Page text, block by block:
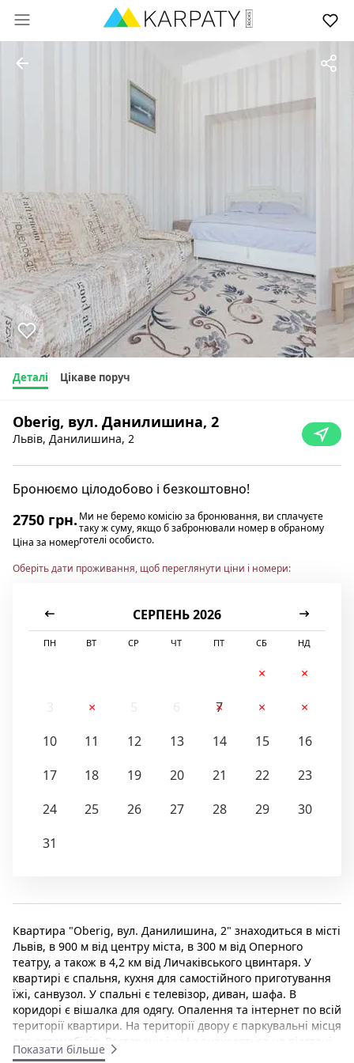
Деталі Цікаве поруч
Oberig, вул. Данилишина, 2
Львів, Данилишина, 2
Бронюємо цілодобово і безкоштовно!
2750 грн.
Ціна за номер
Ми не беремо комісію за бронювання, ви сплачуєте
таку ж суму, якщо б забронювали номер в обраному
готелі особисто.
Оберіть дати проживання, щоб переглянути ціни і номери:
СЕРПЕНЬ 2026
ПН ВТ СР ЧТ ПТ СБ НД
1
2
4 7 8
9
10
11 12 13 14 15
16
17
18 19 20 21 22
23
24
25 26 27 28 29
30
31
Квартира "Oberig, вул. Данилишина, 2" знаходиться в місті
Львів, в 900 м від центру міста, в 300 м від Оперного
театру, а також в 4,2 км від Личаківського цвинтаря. У
квартирі є спальня, кухня для самостійного приготування
їжі, санвузол. У спальні є телевізор, диван, шафа. В
коридорі є вішалка для одягу. Опалення та інтернет по всій
території квартири. На території двору є паркувальні місця
для автомобілів. Ресторани і кафе знаходяться на відстані
250 м від квартири. Подача холодної та гарячої води
Показати більше